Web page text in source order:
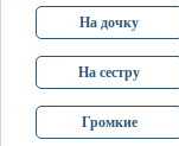
На дочку
На сестру
Громкие